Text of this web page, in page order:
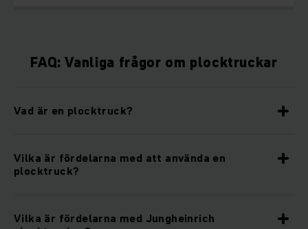
FAQ: Vanliga frågor om plocktruckar
Vad är en plocktruck?
Vilka är fördelarna med att använda en
plocktruck?
Vilka är fördelarna med Jungheinrich